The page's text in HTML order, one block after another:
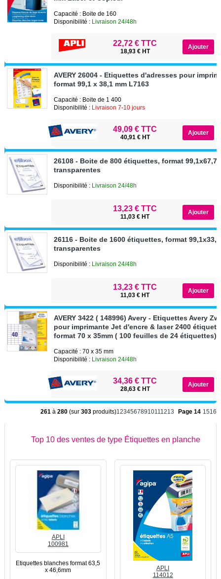
Capacité : Boite de 160
Disponibilité : Livraison 24/48h
22,72 € TTC
18,93 € HT
AVERY 26004 - Etiquettes d'adresses pour
format 99,1 x 38,1 mm L7163
Capacité : Boite de 1 400
Disponibilité : Livraison 7-10 jours
49,09 € TTC
40,91 € HT
26108 - Boite de 800 étiquettes, format 99,1x67,7
transparentes
Disponibilité : Livraison 24/48h
13,23 € TTC
11,03 € HT
26116 - Boite de 1600 étiquettes, format 99,1x33,9
transparentes
Disponibilité : Livraison 24/48h
13,23 € TTC
11,03 € HT
AVERY 3422 ( 148996) Avery - Etiquettes Avery
pour imprimante Jet d'encre & laser 2400
format 70 x 35mm ( 100 feuilles de 24 étiquettes)
Capacité : 70 x 35 mm
Disponibilité : Livraison 24/48h
34,36 € TTC
28,63 € HT
261 à280 (sur303 produits)1234567891011 1213 Page 14 1516
Top 10 des ventes de type Étiquettes en planche
APLI
100981
Etiquettes blanches format 63,5
x 46,6mm
APLI
114012